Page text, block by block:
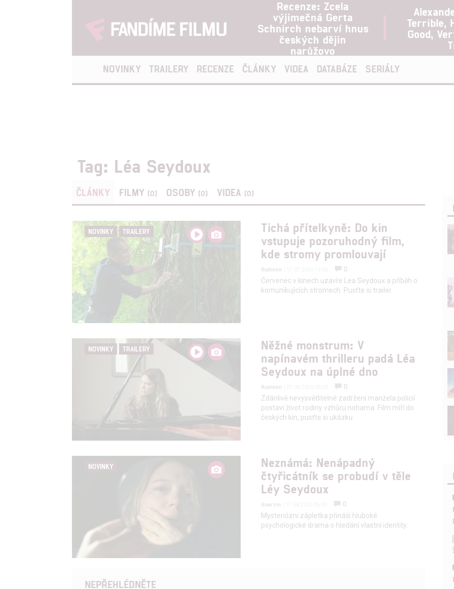
Recenze: Zcela
výjimečná Gerta
Schnirch nebarví hnus
českých dějin
narůžovo
Terrible,
Good,
NOVINKY TRAILERY RECENZE ČLÁNKY VIDEA DATABÁZE SERIÁLY
Tag: Léa Seydoux
ČLÁNKY FILMY (0) OSOBY (0) VIDEA (0)
NOVINKY TRAILERY
Tichá přítelkyně: Do kin
vstupuje pozoruhodný film,
kde stromy promlouvají
Rudmen
0
Červenec v kinech uzavře Lea Seydoux a příběh o
komunikujících stromech. Pusťte si trailer.
NOVINKY TRAILERY
Něžné monstrum: V
napínavém thrilleru padá Léa
Seydoux na úplné dno
Rudmen
0
Zdánlivě nevysvětlitelné zadržení manžela policií
postaví život rodiny vzhůru nohama. Film míří do
českých kin, pusťte si ukázku.
NOVINKY
Neznámá: Nenápadný
čtyřicátník se probudí v těle
Léy Seydoux
Anarvin
0
Mysteriózní zápletka přináší hluboké
psychologické drama o hledání vlastní identity.
NEPŘEHLÉDNĚTE